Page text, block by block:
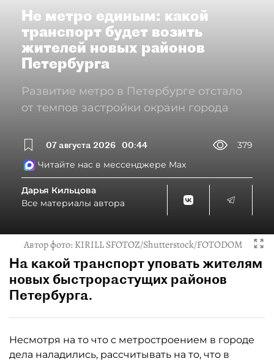
Не метро единым: какой
транспорт будет возить
жителей новых районов
Петербурга
Развитие метро в Петербурге отстало
от темпов застройки окраин города
07 августа 2026 00:44
379
Читайте нас в мессенджере Max
Дарья Кильцова
Все материалы автора
Автор фото:KIRILL SFOTOZ/Shutterstock/FOTODOM
На какой транспорт уповать жителям
новых быстрорастущих районов
Петербурга.
Несмотря на то что с метростроением в городе
дела наладились, рассчитывать на то, что в